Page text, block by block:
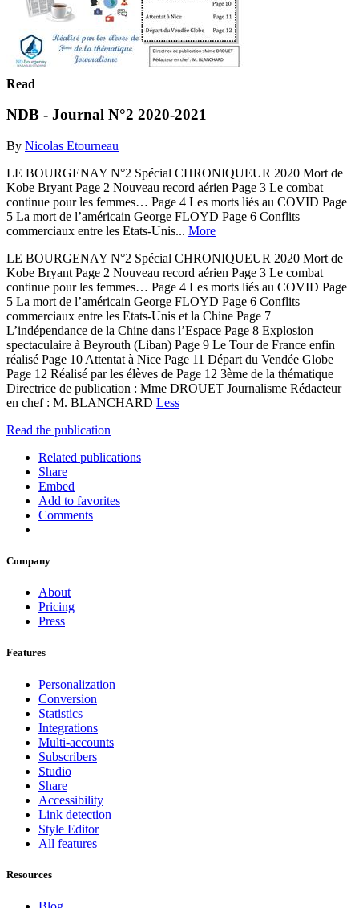
Read
NDB - Journal N°2 2020-2021
By Nicolas Etourneau
LE BOURGENAY N°2 Spécial CHRONIQUEUR 2020 Mort de
Kobe Bryant Page 2 Nouveau record aérien Page 3 Le combat
continue pour les femmes… Page 4 Les morts liés au COVID Page
5 La mort de l’américain George FLOYD Page 6 Conflits
commerciaux entre les Etats-Unis... More
LE BOURGENAY N°2 Spécial CHRONIQUEUR 2020 Mort de
Kobe Bryant Page 2 Nouveau record aérien Page 3 Le combat
continue pour les femmes… Page 4 Les morts liés au COVID Page
5 La mort de l’américain George FLOYD Page 6 Conflits
commerciaux entre les Etats-Unis et la Chine Page 7
L’indépendance de la Chine dans l’Espace Page 8 Explosion
spectaculaire à Beyrouth (Liban) Page 9 Le Tour de France enfin
réalisé Page 10 Attentat à Nice Page 11 Départ du Vendée Globe
Page 12 Réalisé par les élèves de Page 12 3ème de la thématique
Directrice de publication : Mme DROUET Journalisme Rédacteur
en chef : M. BLANCHARD Less
Read the publication
Related publications
Share
Embed
Add to favorites
Comments
Company
About
Pricing
Press
Features
Personalization
Conversion
Statistics
Integrations
Multi-accounts
Subscribers
Studio
Share
Accessibility
Link detection
Style Editor
All features
Resources